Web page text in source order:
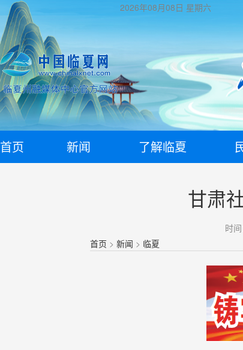
2026年08月08日 星期六
首页 新闻 了解临夏
甘肃
时
首页 > 新闻 > 临夏